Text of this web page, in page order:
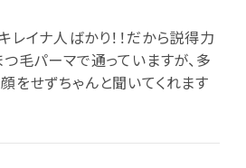
イナ人ばかり！！だから説得力
毛パーマで通っていますが、多
をせずちゃんと聞いてくれます